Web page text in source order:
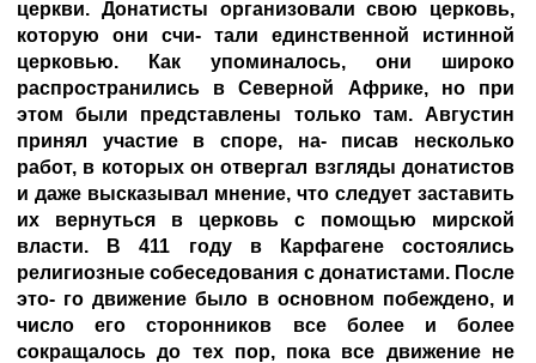
церкви. Донатисты организовали свою церковь,
которую они счи- тали единственной истинной
церковью. Как упоминалось, они широко
распространились в Северной Африке, но при
этом были представлены только там. Августин
принял участие в споре, на- писав несколько
работ, в которых он отвергал взгляды донатистов
и даже высказывал мнение, что следует заставить
их вернуться в церковь с помощью мирской
власти. В 411 году в Карфагене состоялись
религиозные собеседования с донатистами. После
это- го движение было в основном побеждено, и
число его сторонников все более и более
сокращалось до тех пор, пока все движение не